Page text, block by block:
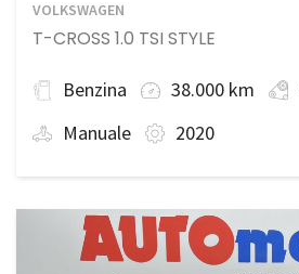
VOLKSWAGEN
T-CROSS 1.0 TSI STYLE
Benzina 38.000 km
Manuale
2020